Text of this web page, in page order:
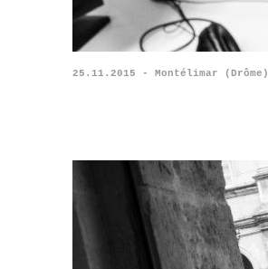
25.11.2015 - Montélimar (Drôme)